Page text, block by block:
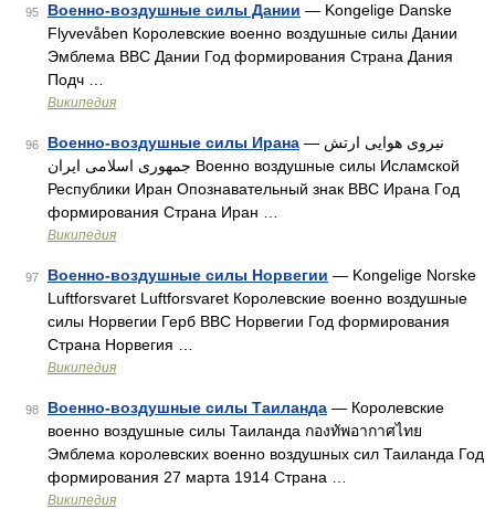
95 Военно-воздушные силы Дании — Kongelige Danske
Flyvevåben Королевские военно воздушные силы Дании
Эмблема ВВС Дании Год формирования Страна Дания
Подч …
Википедия
96 Военно-воздушные силы Ирана — نیروی هوایی ارتش
جمهوری اسلامی ایران Военно воздушные силы Исламской
Республики Иран Опознавательный знак ВВС Ирана Год
формирования Страна Иран …
Википедия
97 Военно-воздушные силы Норвегии — Kongelige Norske
Luftforsvaret Luftforsvaret Королевские военно воздушные
силы Норвегии Герб ВВС Норвегии Год формирования
Страна Норвегия …
Википедия
98 Военно-воздушные силы Таиланда — Королевские
военно воздушные силы Таиланда กองทัพอากาศไทย
Эмблема королевских военно воздушных сил Таиланда Год
формирования 27 марта 1914 Страна …
Википедия